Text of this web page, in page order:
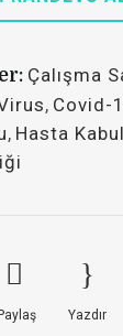
Çalışma
, Covid-
, Hasta Kabul
Paylaş Yazdır